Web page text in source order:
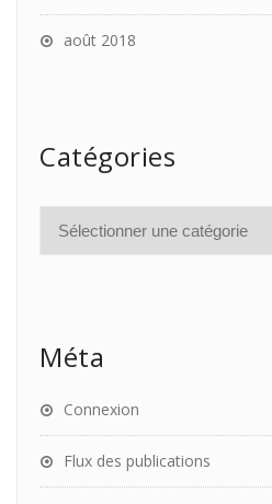
août 2018
Catégories
Méta
Connexion
Flux des publications